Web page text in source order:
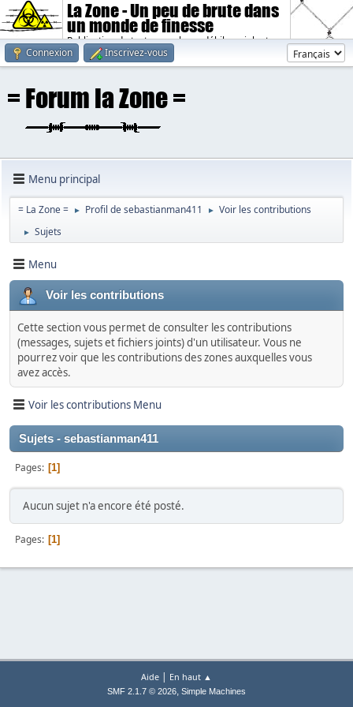
La Zone - Un peu de brute dans
un monde de finesse
Publication de textes sombres, débiles, violents.
Connexion
Inscrivez-vous
Menu principal
= La Zone = ► Profil de sebastianman411 ► Voir les contributions
► Sujets
Menu
Voir les contributions
Cette section vous permet de consulter les contributions
(messages, sujets et fichiers joints) d'un utilisateur. Vous ne
pourrez voir que les contributions des zones auxquelles vous
avez accès.
Voir les contributions Menu
Sujets - sebastianman411
Pages 1
Aucun sujet n'a encore été posté.
Pages 1
Aide | En haut ▲
SMF 2.1.7 © 2026, Simple Machines